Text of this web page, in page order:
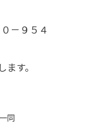
－９５４
す。
同